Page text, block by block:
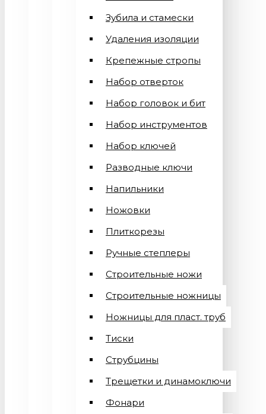
Зубила и стамески
Удаления изоляции
Крепежные стропы
Набор отверток
Набор головок и бит
Набор инструментов
Набор ключей
Разводные ключи
Напильники
Ножовки
Плиткорезы
Ручные степлеры
Строительные ножи
Строительные ножницы
Ножницы для пласт. труб
Тиски
Струбцины
Трещетки и динамоключи
Фонари